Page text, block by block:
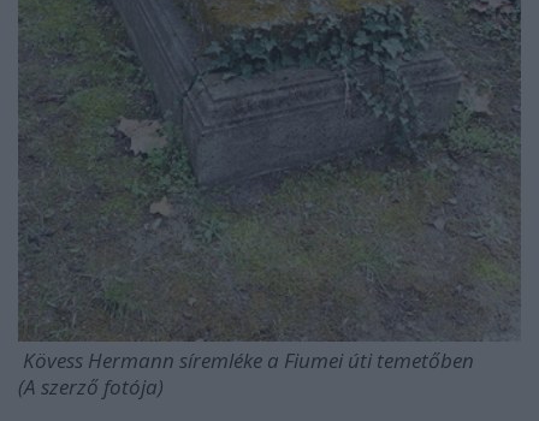
Kövess Hermann síremléke a Fiumei úti temetőben
(A szerző fotója)